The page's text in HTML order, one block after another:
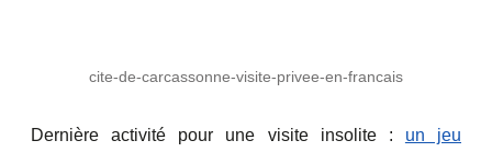
cite-de-carcassonne-visite-privee-en-francais
Dernière activité pour une visite insolite : un jeu